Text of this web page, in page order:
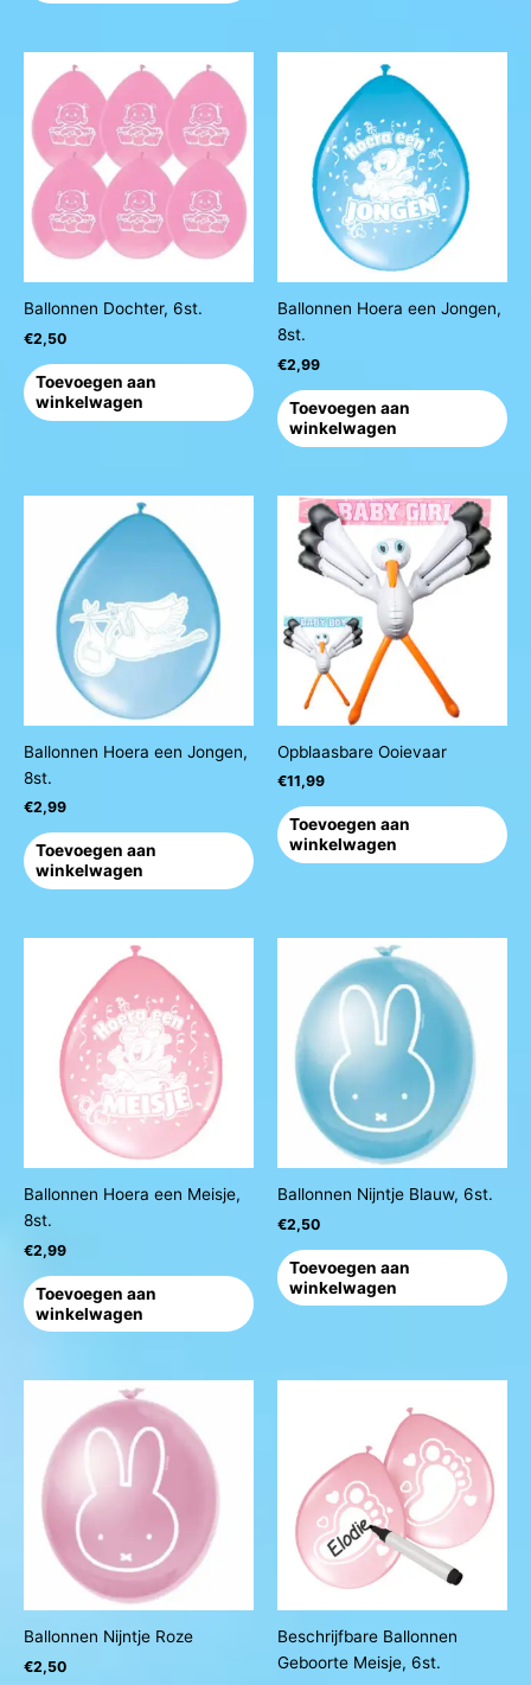
Ballonnen Dochter, 6st.
€2,50
Toevoegen aan
winkelwagen
Ballonnen Hoera een Jongen,
8st.
€2,99
Toevoegen aan
winkelwagen
Ballonnen Hoera een Jongen,
8st.
€2,99
Toevoegen aan
winkelwagen
Opblaasbare Ooievaar
€11,99
Toevoegen aan
winkelwagen
Ballonnen Hoera een Meisje,
8st.
€2,99
Toevoegen aan
winkelwagen
Ballonnen Nijntje Blauw, 6st.
€2,50
Toevoegen aan
winkelwagen
Ballonnen Nijntje Roze
€2,50
Beschrijfbare Ballonnen
Geboorte Meisje, 6st.